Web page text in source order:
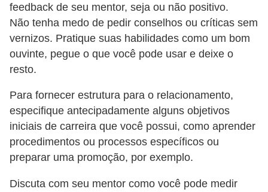
feedback de seu mentor, seja ou não positivo.
Não tenha medo de pedir conselhos ou críticas sem
vernizos. Pratique suas habilidades como um bom
ouvinte, pegue o que você pode usar e deixe o
resto.
Para fornecer estrutura para o relacionamento,
especifique antecipadamente alguns objetivos
iniciais de carreira que você possui, como aprender
procedimentos ou processos específicos ou
preparar uma promoção, por exemplo.
Discuta com seu mentor como você pode medir